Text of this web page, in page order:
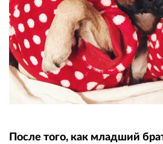
После того, как младший